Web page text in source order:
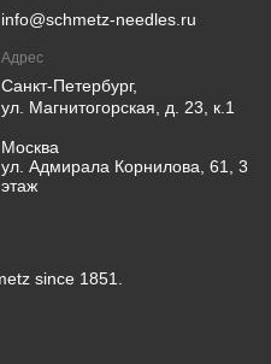
since 1851.
info@schmetz-needles.ru
Адрес
Санкт-Петербург,
ул. Магнитогорская, д. 23, к.1
Москва
ул. Адмирала Корнилова, 61, 3
этаж